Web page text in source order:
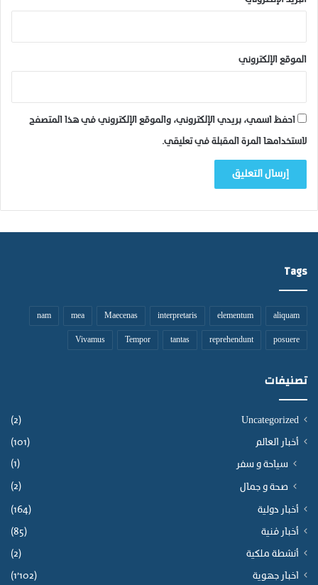
الموقع الإلكتروني
احفظ اسمي، بريدي الإلكتروني، والموقع الإلكتروني في هذا المتصفح
لاستخدامها المرة المقبلة في تعليقي.
Tags
aliquam
elementum
interpretaris
Maecenas
mea
nam
posuere
reprehendunt
tantas
Tempor
Vivamus
تصنيفات
Uncategorized
(2)
أخبار العالم (101)
سياحة و سفر (1)
صحة و جمال (2)
أخبار دولية (164)
أخبار فنية (85)
أنشطة ملكية (2)
اخبار جهوية (1٬102)